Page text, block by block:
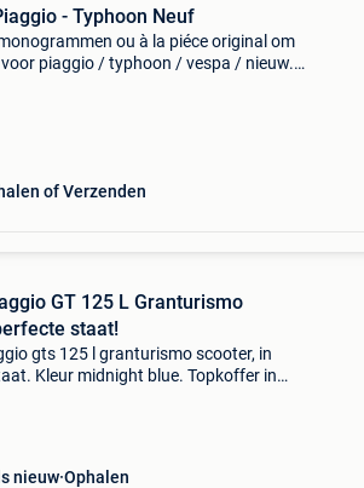
- Typhoon Neuf
ou à la piéce original om
piaggio / typhoon / vespa / nieuw.
of Verzenden
GT 125 L Granturismo
staat!
gts 125 l granturismo scooter, in
Kleur midnight blue. Topkoffer in
nieuw Ophalen